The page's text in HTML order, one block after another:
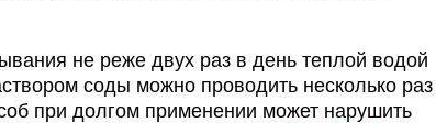
не реже двух раз в день теплой водой
соды можно проводить несколько раз
при долгом применении может нарушить